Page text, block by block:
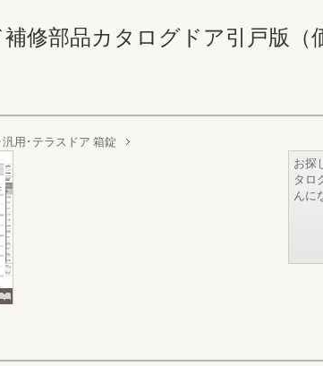
修部品カタログドア引戸版（
用･テラスドア 箱錠
お探
タロ
んに